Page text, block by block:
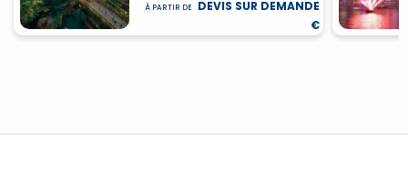
À PARTIR DE
DEVIS SUR DEMANDE
€